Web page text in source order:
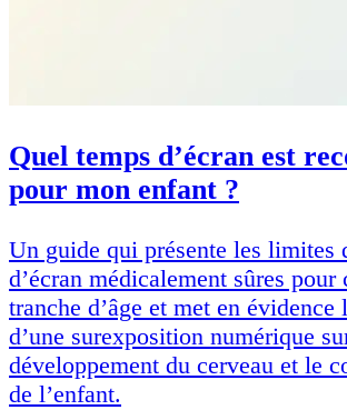
Quel temps d’écran est
pour mon enfant ?
Un guide qui présente les limites
d’écran médicalement sûres pour
tranche d’âge et met en évidence
d’une surexposition numérique
développement du cerveau et le
de l’enfant.